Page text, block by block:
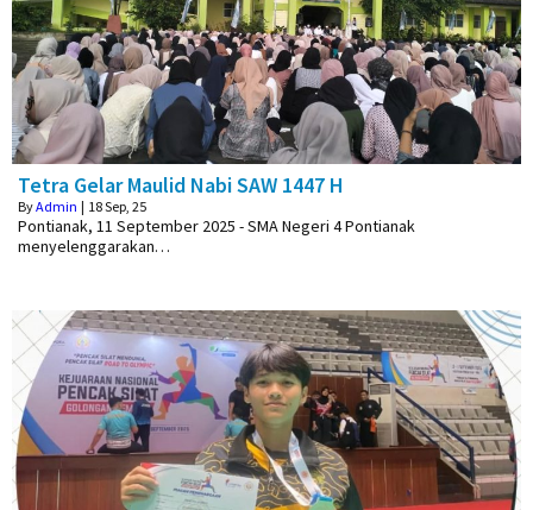
Tetra Gelar Maulid Nabi SAW 1447 H
ByAdmin | 18Sep, 25
Pontianak, 11 September 2025 - SMA Negeri 4 Pontianak
menyelenggarakan…